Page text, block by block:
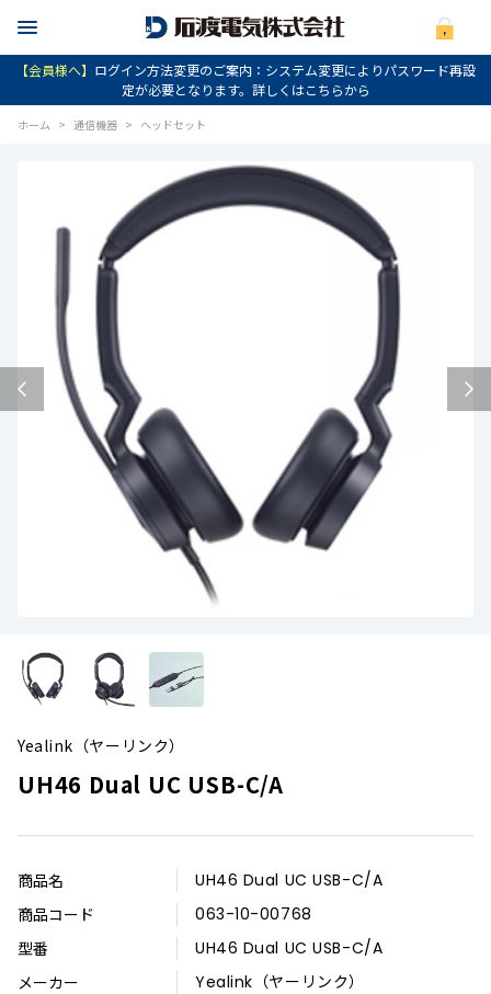
【会員様へ】 ログイン方法変更のご案内：システム変更によりパスワード再設
定が必要となります。詳しくはこちらから
ホーム > 通信機器 > ヘッドセット
Yealink（ヤーリンク）
UH46 Dual UC USB-C/A
商品名
UH46 Dual UC USB-C/A
商品コード
063-10-00768
型番
UH46 Dual UC USB-C/A
メーカー
Yealink（ヤーリンク）